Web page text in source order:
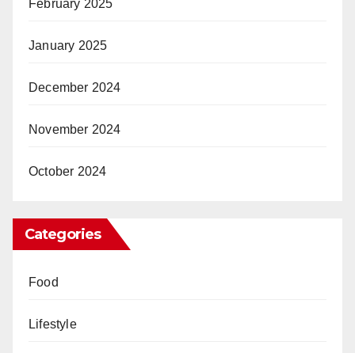
February 2025
January 2025
December 2024
November 2024
October 2024
Categories
Food
Lifestyle